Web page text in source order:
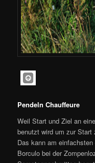
Pendeln Chauffeure
Weil Start und Ziel an
benutzt wird um zur Start
Das kann am
Borculo bei der